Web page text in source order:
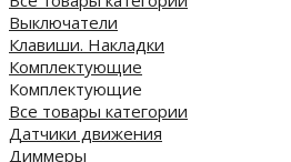
Выключатели
Клавиши. Накладки
Комплектующие
Комплектующие
Все товары категории
Датчики движения
Диммеры